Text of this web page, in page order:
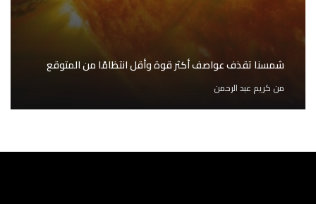
شمسنا تقذف عواصف أكثر قوة وأقل انتظامًا من المتوقع
من كريم عبد الرحمن